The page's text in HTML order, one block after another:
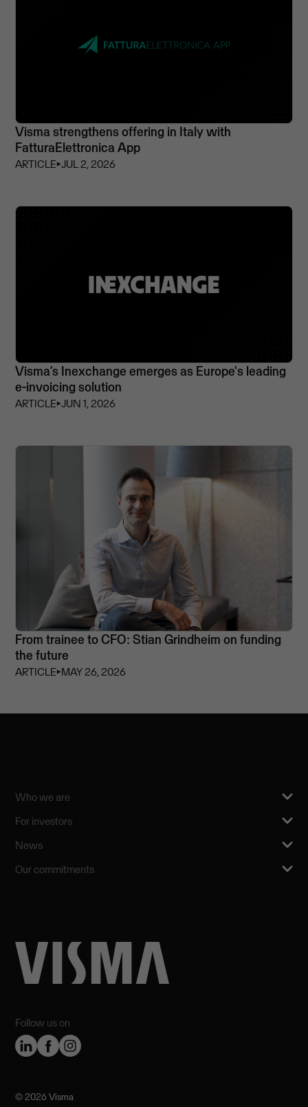
Visma strengthens offering in Italy with
FatturaElettronica App
ARTICLE⏵JUL 2, 2026
Visma’s Inexchange emerges as Europe's leading
e-invoicing solution
ARTICLE⏵JUN 1, 2026
From trainee to CFO: Stian Grindheim on funding
the future
ARTICLE⏵MAY 26, 2026
Follow us on
Who we are
For investors
News
Our commitments
©️ 2026 Visma